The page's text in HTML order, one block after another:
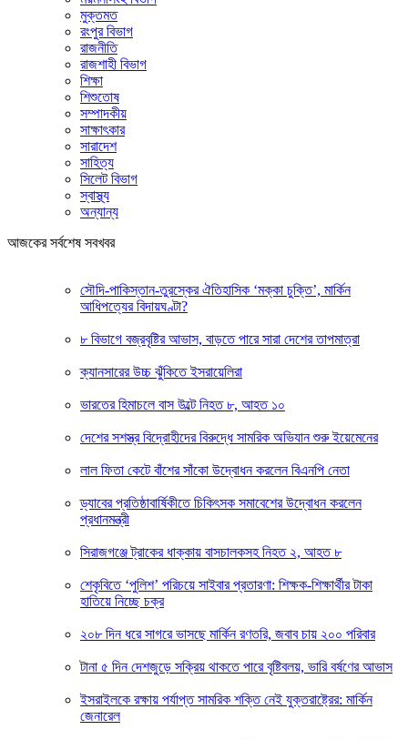
মুক্তমত
রংপুর বিভাগ
রাজনীতি
রাজশাহী বিভাগ
শিক্ষা
শিশুতোষ
সম্পাদকীয়
সাক্ষাৎকার
সারাদেশ
সাহিত্য
সিলেট বিভাগ
স্বাস্থ্য
অন্যান্য
আজকের সর্বশেষ সবখবর
সৌদি-পাকিস্তান-তুরস্কের ঐতিহাসিক ‘মক্কা চুক্তি’, মার্কিন
আধিপত্যের বিদায়ঘণ্টা?
৮ বিভাগে বজ্রবৃষ্টির আভাস, বাড়তে পারে সারা দেশের তাপমাত্রা
ক্যানসারের উচ্চ ঝুঁকিতে ইসরায়েলিরা
ভারতের হিমাচলে বাস উল্টে নিহত ৮, আহত ১০
দেশের সশস্ত্র বিদ্রোহীদের বিরুদ্ধে সামরিক অভিযান শুরু ইয়েমেনের
লাল ফিতা কেটে বাঁশের সাঁকো উদ্বোধন করলেন বিএনপি নেতা
ড্যাবের প্রতিষ্ঠাবার্ষিকীতে চিকিৎসক সমাবেশের উদ্বোধন করলেন
প্রধানমন্ত্রী
সিরাজগঞ্জে ট্রাকের ধাক্কায় বাসচালকসহ নিহত ২, আহত ৮
শেকৃবিতে ‘পুলিশ’ পরিচয়ে সাইবার প্রতারণা: শিক্ষক-শিক্ষার্থীর টাকা
হাতিয়ে নিচ্ছে চক্র
২০৮ দিন ধরে সাগরে ভাসছে মার্কিন রণতরি, জবাব চায় ২০০ পরিবার
টানা ৫ দিন দেশজুড়ে সক্রিয় থাকতে পারে বৃষ্টিবলয়, ভারি বর্ষণের আভাস
ইসরাইলকে রক্ষায় পর্যাপ্ত সামরিক শক্তি নেই যুক্তরাষ্ট্রের: মার্কিন
জেনারেল